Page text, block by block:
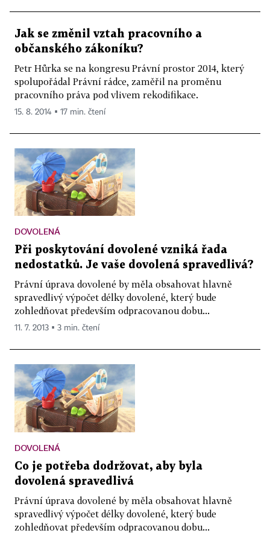
Jak se změnil vztah pracovního a
občanského zákoníku?
Petr Hůrka se na kongresu Právní prostor 2014, který
spolupořádal Právní rádce, zaměřil na proměnu
pracovního práva pod vlivem rekodifikace.
15. 8. 2014 ▪ 17 min. čtení
DOVOLENÁ
Při poskytování dovolené vzniká řada
nedostatků. Je vaše dovolená spravedlivá?
Právní úprava dovolené by měla obsahovat hlavně
spravedlivý výpočet délky dovolené, který bude
zohledňovat především odpracovanou dobu...
11. 7. 2013 ▪ 3 min. čtení
DOVOLENÁ
Co je potřeba dodržovat, aby byla
dovolená spravedlivá
Právní úprava dovolené by měla obsahovat hlavně
spravedlivý výpočet délky dovolené, který bude
zohledňovat především odpracovanou dobu...